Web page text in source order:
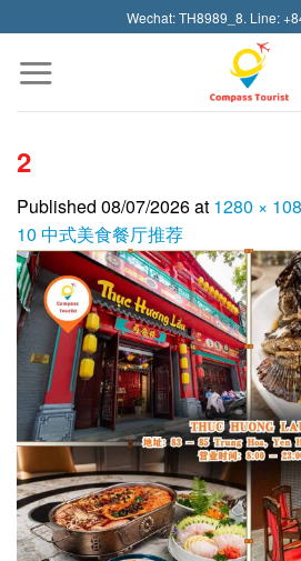
to
content
Wechat: TH8989_8. Line:
2
Published 08/07/2026at 1280 ×
10 中式美食餐厅推荐